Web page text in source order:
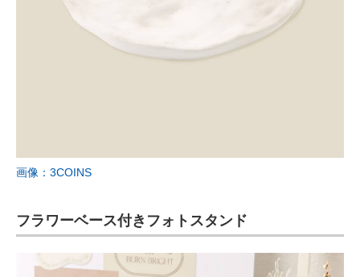
画像：3COINS
フラワーベース付きフォトスタンド